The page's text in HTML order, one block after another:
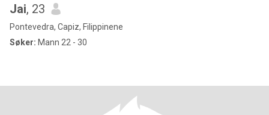
Jai, 23
Pontevedra, Capiz, Filippinene
Søker: Mann 22 - 30